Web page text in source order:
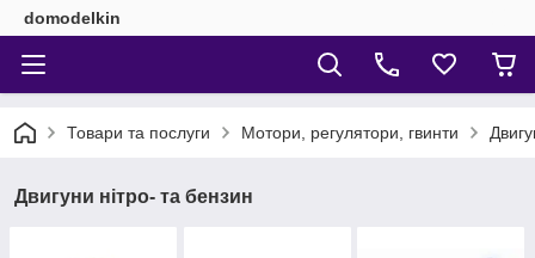
domodelkin
Товари та послуги Мотори, регулятори, гвинти
Двигуни нітро- та бензин